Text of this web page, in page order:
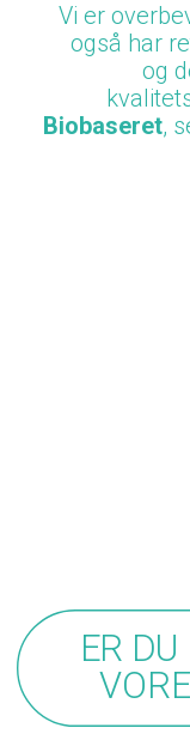
Vi er
også har
og
Biobaseret,
ER